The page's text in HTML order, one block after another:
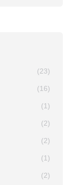
(23)
(16)
(1)
(2)
(2)
(1)
(2)